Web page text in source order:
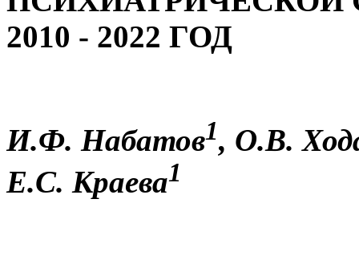
2010 - 2022 ГОД
И.Ф. Набатов1, О.В.
Е.С. Краева1